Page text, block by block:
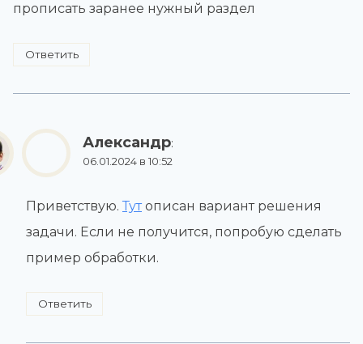
прописать заранее нужный раздел
Ответить
Александр:
06.01.2024 в 10:52
Приветствую. Тутописан вариант решения
задачи. Если не получится, попробую сделать
пример обработки.
Ответить